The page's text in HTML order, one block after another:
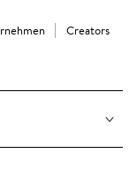
Creators